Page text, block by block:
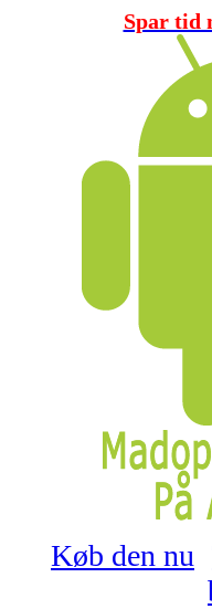
Spar tid
Køb den nu